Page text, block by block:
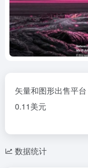
矢量和图形出售平
0.11美元
数据统计